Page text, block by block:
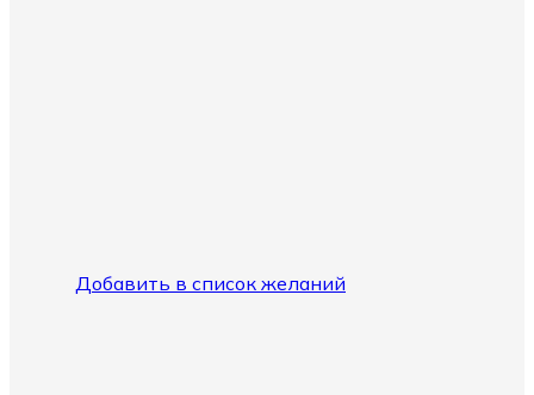
Добавить в список желаний